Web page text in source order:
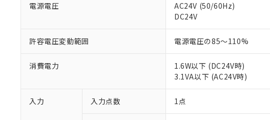
電源電圧
AC24V (50/60Hz)
DC24V
許容電圧変動範囲 電源電圧の85～110%
消費電力
1.6W以下 (DC24V時)
3.1VA以下 (AC24V時)
入力 入力点数 1点